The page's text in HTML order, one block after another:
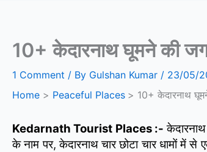
10+ केदारनाथ घूमने की
1 Comment / By Gulshan Kumar / 23/05/
Home
Peaceful Places 10+ केदारनाथ
Kedarnath Tourist Places :-
के नाम पर, केदारनाथ चार छोटा चार धामों में